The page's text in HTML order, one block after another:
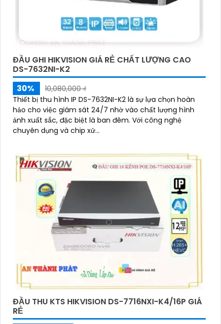
ĐẦU GHI HIKVISION GIÁ RẺ CHẤT LƯỢNG CAO
DS-7632NI-K2
30%
10,080,000 ₫
Thiết bị thu hình IP DS-7632NI-K2 là sự lựa chọn hoàn
hảo cho việc giám sát 24/7 nhờ vào chất lượng hình
ảnh xuất sắc, đặc biệt là ban đêm. Với công nghệ
chuyên dụng và chip xử...
ĐẦU THU KTS HIKVISION DS-7716NXI-K4/16P GIÁ
RẺ